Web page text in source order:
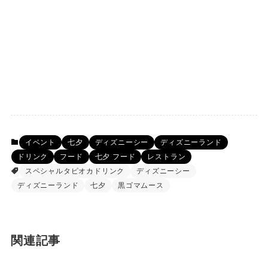
イベント 七夕 ディズニーシー
ディズニーランド
ドリンク
フード 七夕 フード
レストラン
スペシャルタピオカドリンク
ディズニーシー
ディズニーランド
七夕 黒ゴマムース
関連記事